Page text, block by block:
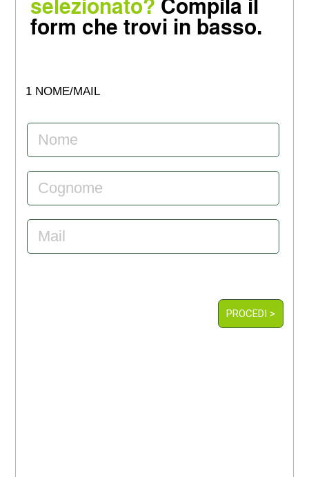
form che trovi in basso.
1 NOME/MAIL
PROCEDI >